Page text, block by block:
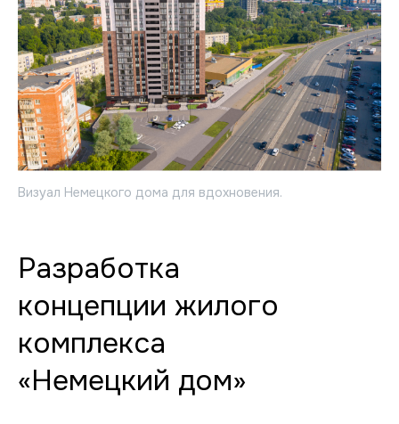
Визуал Немецкого дома для вдохновения.
Разработка
концепции жилого
комплекса
«Немецкий дом»